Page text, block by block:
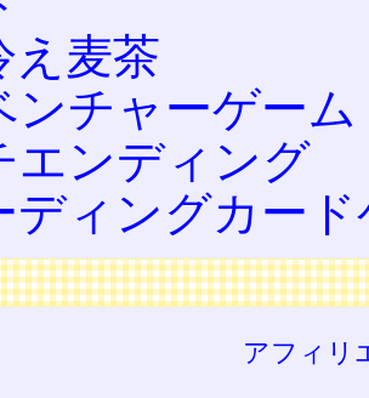
え麦茶
ンチャーゲーム
エンディング
ディングカー
アフィリ